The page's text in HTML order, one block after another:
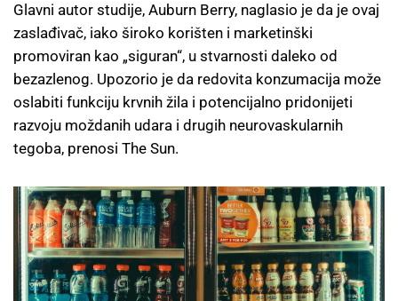
Glavni autor studije, Auburn Berry, naglasio je da je ovaj
zaslađivač, iako široko korišten i marketinški
promoviran kao „siguran“, u stvarnosti daleko od
bezazlenog. Upozorio je da redovita konzumacija može
oslabiti funkciju krvnih žila i potencijalno pridonijeti
razvoju moždanih udara i drugih neurovaskularnih
tegoba, prenosi The Sun.